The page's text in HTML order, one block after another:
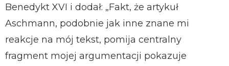
Benedykt XVI i dodał: „Fakt, że artykuł
Aschmann, podobnie jak inne znane mi
reakcje na mój tekst, pomija centralny
fragment mojej argumentacji pokazuje